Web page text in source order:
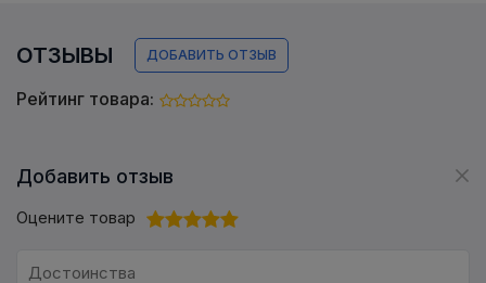
ОТЗЫВЫ ДОБАВИТЬ ОТЗЫВ
Рейтинг товара:
Добавить отзыв
Оцените товар